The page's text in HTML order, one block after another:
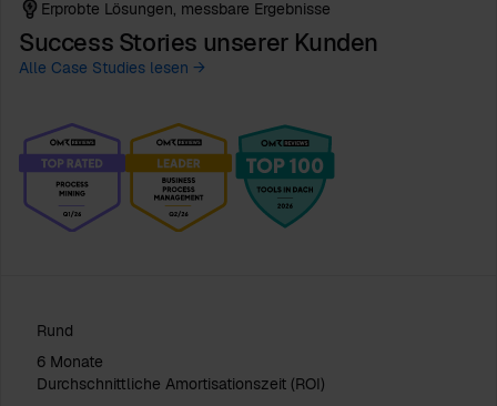
Erprobte Lösungen, messbare Ergebnisse
Success Stories unserer Kunden
Alle Case Studies lesen →
Rund
6 Monate
Durchschnittliche Amortisationszeit (ROI)